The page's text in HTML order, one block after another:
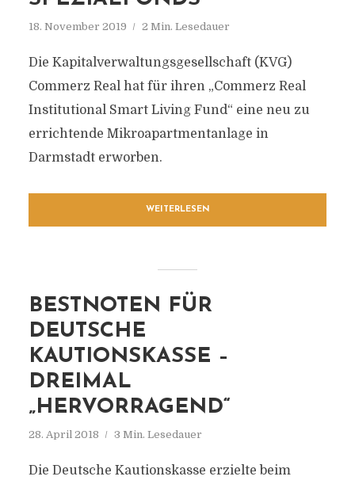
18. November 2019 2 Min. Lesedauer
Die Kapitalverwaltungsgesellschaft (KVG)
Commerz Real hat für ihren „Commerz Real
Institutional Smart Living Fund“ eine neu zu
errichtende Mikroapartmentanlage in
Darmstadt erworben.
WEITERLESEN
BESTNOTEN FÜR
DEUTSCHE
KAUTIONSKASSE –
DREIMAL
„HERVORRAGEND“
28. April 2018 3 Min. Lesedauer
Die Deutsche Kautionskasse erzielte beim